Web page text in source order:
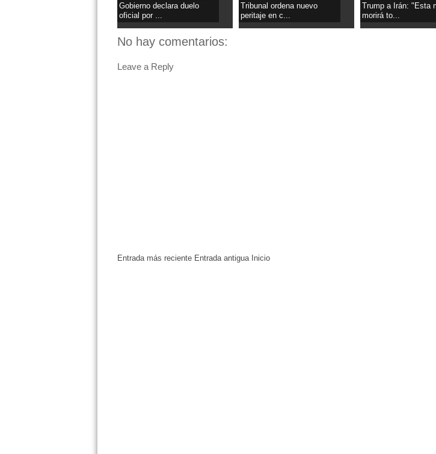
Gobierno declara duelo
oficial por ...
Tribunal ordena nuevo
peritaje en c...
Trump a Irán: "Esta
morirá to...
No hay comentarios:
Leave a Reply
Entrada más reciente Entrada antigua Inicio